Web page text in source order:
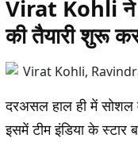
Virat Kohli ने
की तैयारी शुरू
दरअसल हाल ही में सोशल
इसमें टीम इंडिया के